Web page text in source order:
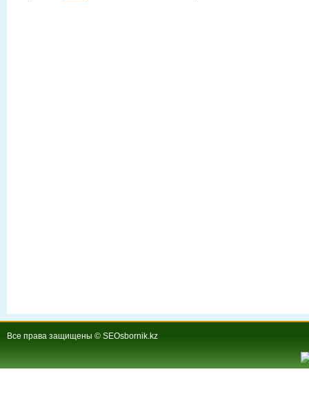
Все права защищены © SEOsbornik.kz